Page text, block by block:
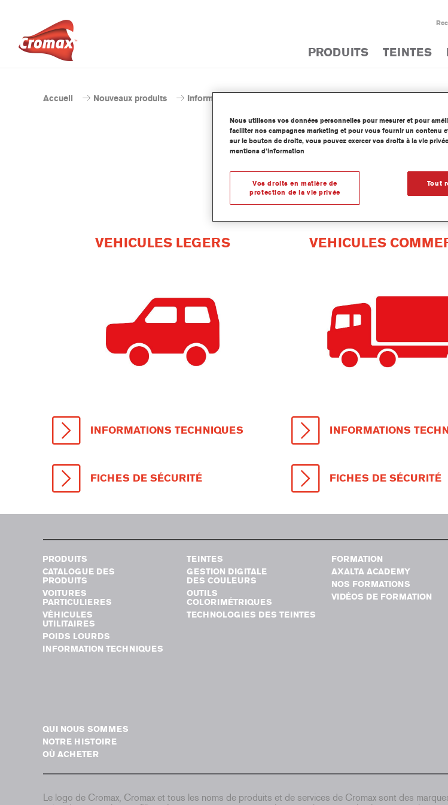
PRODUITS TEINTES
Accueil Nouveaux produits Information techniques
INFORMATION
VEHICULES LEGERS
INFORMATIONS TECHNIQUES
FICHES DE SÉCURITÉ
VEHICULES
INFORMATIONS
FICHES DE SÉCURITÉ
PRODUITS
CATALOGUE DES
PRODUITS
VOITURES
PARTICULIERES
VÉHICULES
UTILITAIRES
POIDS LOURDS
INFORMATION TECHNIQUES
TEINTES
GESTION DIGITALE
DES COULEURS
OUTILS
COLORIMÉTRIQUES
TECHNOLOGIES DES TEINTES
FORMATION
AXALTA ACADEMY
NOS FORMATIONS
VIDÉOS DE FORMATION
QUI NOUS SOMMES
NOTRE HISTOIRE
OÙ ACHETER
Le logo de Cromax, Cromax et tous les noms de produits et de services de Cromax sont des
Nous utilisons vos données personnelles pour mesurer et pour
faciliter nos campagnes marketing et pour vous fournir un contenu
sur le bouton de droite, vous pouvez exercer vos droits à la vie
mentions d’information
Tout
Vos droits en matière de
protection de la vie privée